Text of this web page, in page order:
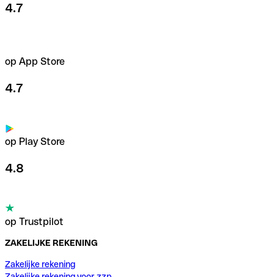
4.7
op App Store
4.7
op Play Store
4.8
op Trustpilot
ZAKELIJKE REKENING
Zakelijke rekening